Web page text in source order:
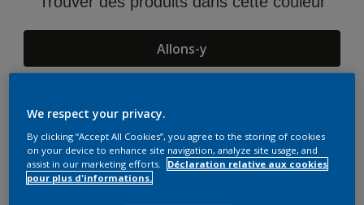
Allons-y
Suggestions d'Harmonies
We respect your privacy.
By clicking “Accept All Cookies”, you agree to the storing of cookies
on your device to enhance site navigation, analyze site usage, and
assist in our marketing efforts.
Déclaration relative aux cookies
pour plus d'informations.